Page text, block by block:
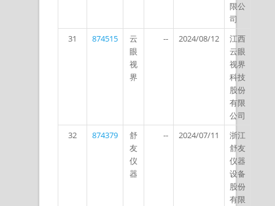
限公
司
31
874515
云
眼
视
界
-- 2024/08/12
江西
云眼
视界
科技
股份
有限
公司
32
874379
舒
友
仪
器
-- 2024/07/11
浙江
舒友
仪器
设备
股份
有限